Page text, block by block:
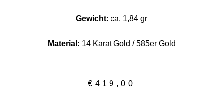
Gewicht: ca. 1,84 gr
Material: 14 Karat Gold / 585er Gold
€ 419,00